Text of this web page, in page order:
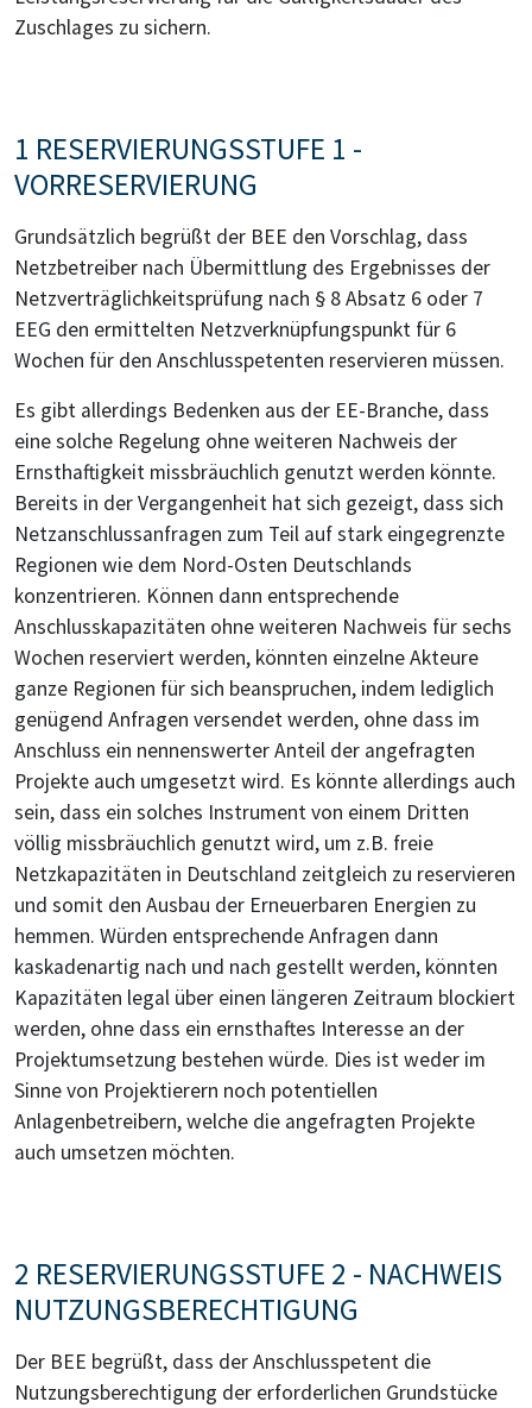
Zuschlages zu sichern.
1 RESERVIERUNGSSTUFE 1 -
VORRESERVIERUNG
Grundsätzlich begrüßt der BEE den Vorschlag, dass
Netzbetreiber nach Übermittlung des Ergebnisses der
Netzverträglichkeitsprüfung nach § 8 Absatz 6 oder 7
EEG den ermittelten Netzverknüpfungspunkt für 6
Wochen für den Anschlusspetenten reservieren müssen.
Es gibt allerdings Bedenken aus der EE-Branche, dass
eine solche Regelung ohne weiteren Nachweis der
Ernsthaftigkeit missbräuchlich genutzt werden könnte.
Bereits in der Vergangenheit hat sich gezeigt, dass sich
Netzanschlussanfragen zum Teil auf stark eingegrenzte
Regionen wie dem Nord-Osten Deutschlands
konzentrieren. Können dann entsprechende
Anschlusskapazitäten ohne weiteren Nachweis für sechs
Wochen reserviert werden, könnten einzelne Akteure
ganze Regionen für sich beanspruchen, indem lediglich
genügend Anfragen versendet werden, ohne dass im
Anschluss ein nennenswerter Anteil der angefragten
Projekte auch umgesetzt wird. Es könnte allerdings auch
sein, dass ein solches Instrument von einem Dritten
völlig missbräuchlich genutzt wird, um z.B. freie
Netzkapazitäten in Deutschland zeitgleich zu reservieren
und somit den Ausbau der Erneuerbaren Energien zu
hemmen. Würden entsprechende Anfragen dann
kaskadenartig nach und nach gestellt werden, könnten
Kapazitäten legal über einen längeren Zeitraum blockiert
werden, ohne dass ein ernsthaftes Interesse an der
Projektumsetzung bestehen würde. Dies ist weder im
Sinne von Projektierern noch potentiellen
Anlagenbetreibern, welche die angefragten Projekte
auch umsetzen möchten.
2 RESERVIERUNGSSTUFE 2 - NACHWEIS
NUTZUNGSBERECHTIGUNG
Der BEE begrüßt, dass der Anschlusspetent die
Nutzungsberechtigung der erforderlichen Grundstücke